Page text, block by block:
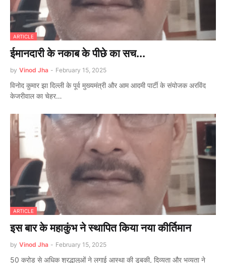
ARTICLE
ईमानदारी के नकाब के पीछे का सच...
by Vinod Jha - February 15, 2025
विनोद कुमार झा दिल्ली के पूर्व मुख्यमंत्री और आम आदमी पार्टी के संयोजक अरविंद
केजरीवाल का चेहर…
ARTICLE
इस बार के महाकुंभ ने स्थापित किया नया कीर्तिमान
by Vinod Jha - February 15, 2025
50 करोड़ से अधिक श्रद्धालुओं ने लगाई आस्था की डुबकी, दिव्यता और भव्यता ने